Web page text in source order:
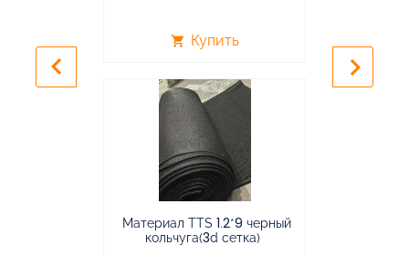
shopping_cart Купить
Материал TTS 1.2*9 черный
кольчуга(3d сетка)
keyboard_arrow_left keyboard_arrow_right